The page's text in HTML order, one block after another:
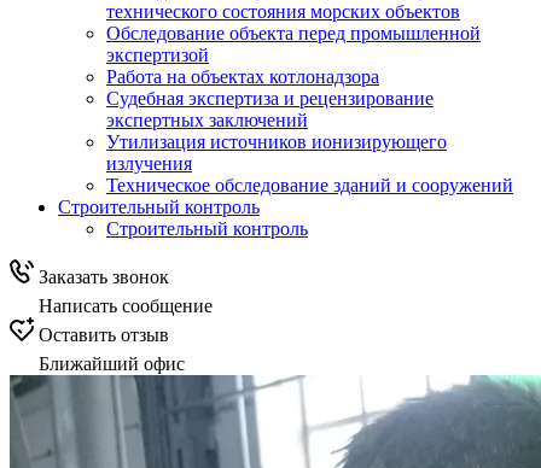
технического состояния морских объектов
Обследование объекта перед промышленной
экспертизой
Работа на объектах котлонадзора
Судебная экспертиза и рецензирование
экспертных заключений
Утилизация источников ионизирующего
излучения
Техническое обследование зданий и сооружений
Строительный контроль
Строительный контроль
Заказать звонок
Написать сообщение
Оставить отзыв
Ближайший офис